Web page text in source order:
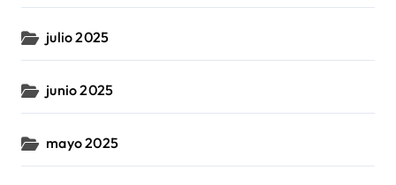
julio 2025
junio 2025
mayo 2025